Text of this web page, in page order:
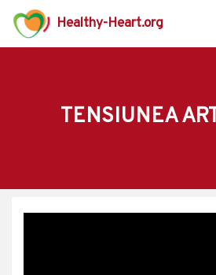
Healthy-Heart.org
TENSIUNEA